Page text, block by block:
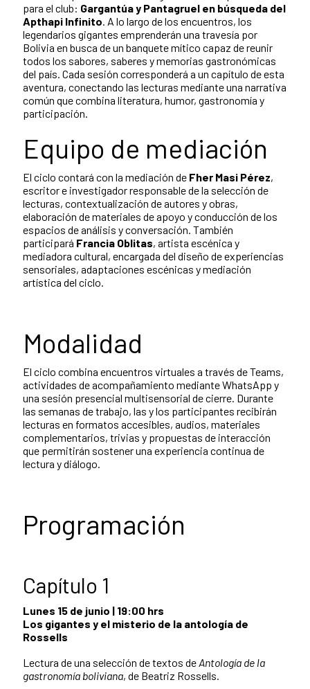
para el club: Gargantúa y Pantagruel en búsqueda del
Apthapi Infinito. A lo largo de los encuentros, los
legendarios gigantes emprenderán una travesía por
Bolivia en busca de un banquete mítico capaz de reunir
todos los sabores, saberes y memorias gastronómicas
del país. Cada sesión corresponderá a un capítulo de esta
aventura, conectando las lecturas mediante una narrativa
común que combina literatura, humor, gastronomía y
participación.
Equipo de mediación
El ciclo contará con la mediación de Fher Masi Pérez,
escritor e investigador responsable de la selección de
lecturas, contextualización de autores y obras,
elaboración de materiales de apoyo y conducción de los
espacios de análisis y conversación. También
participará Francia Oblitas, artista escénica y
mediadora cultural, encargada del diseño de experiencias
sensoriales, adaptaciones escénicas y mediación
artística del ciclo.
Modalidad
El ciclo combina encuentros virtuales a través de Teams,
actividades de acompañamiento mediante WhatsApp y
una sesión presencial multisensorial de cierre. Durante
las semanas de trabajo, las y los participantes recibirán
lecturas en formatos accesibles, audios, materiales
complementarios, trivias y propuestas de interacción
que permitirán sostener una experiencia continua de
lectura y diálogo.
Programación
Capítulo 1
Lunes 15 de junio | 19:00 hrs
Los gigantes y el misterio de la antología de
Rossells
Lectura de una selección de textos deAntología de la
gastronomía boliviana, de Beatriz Rossells.